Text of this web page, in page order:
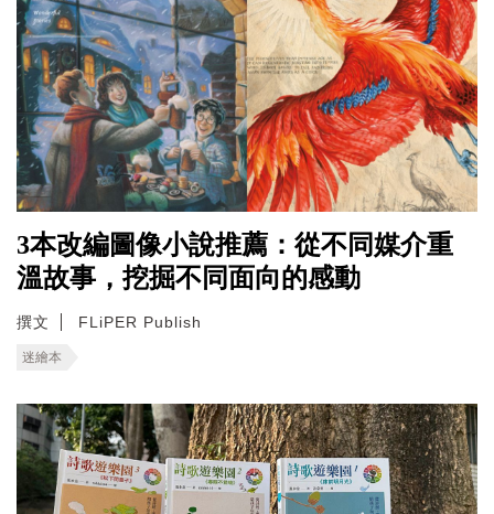
3本改編圖像小說推薦：從不同媒介重
溫故事，挖掘不同面向的感動
撰文 FLiPER Publish
迷繪本